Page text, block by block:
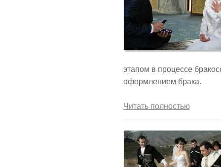
этапом в процессе
оформлением брака.
Читать полностью